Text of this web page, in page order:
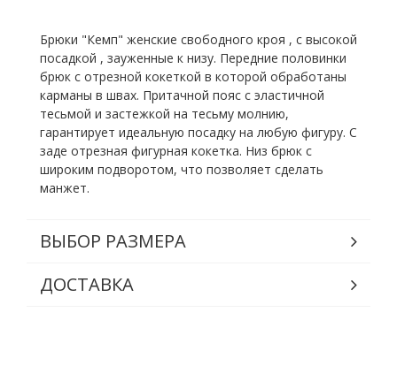
Брюки "Кемп" женские свободного кроя , с высокой
посадкой , зауженные к низу. Передние половинки
брюк с отрезной кокеткой в которой обработаны
карманы в швах. Притачной пояс с эластичной
тесьмой и застежкой на тесьму молнию,
гарантирует идеальную посадку на любую фигуру. С
заде отрезная фигурная кокетка. Низ брюк с
широким подворотом, что позволяет сделать
манжет.
ВЫБОР РАЗМЕРА
ДОСТАВКА